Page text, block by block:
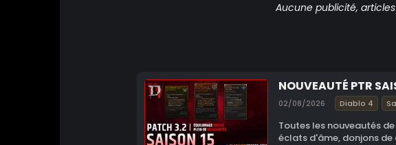
Aucune publicité,
NOUVEAUTÉ PTR
02/08/2026 Diablo 4
Toutes les nouveautés
éclats d'âme, donjons de